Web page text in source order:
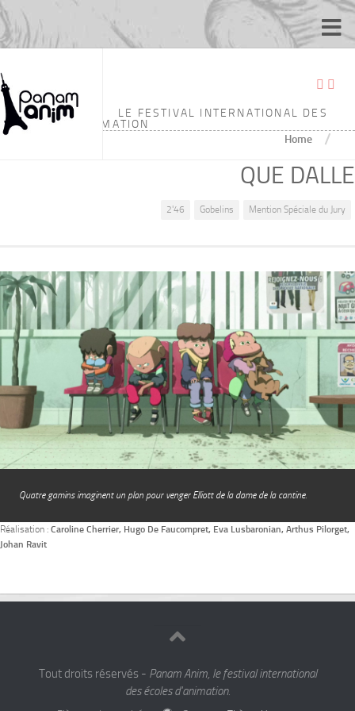
LE FESTIVAL INTERNATIONAL DES
ÉCOLES D'ANIMATION
Home /
QUE DALLE
2'46 Gobelins Mention Spéciale du Jury
Quatre gamins imaginent un plan pour venger Elliott de la dame de la cantine.
Réalisation : Caroline Cherrier, Hugo De Faucompret, Eva Lusbaronian, Arthus Pilorget,
Johan Ravit
Tout droits réservés - Panam Anim, le festival international
des écoles d'animation.